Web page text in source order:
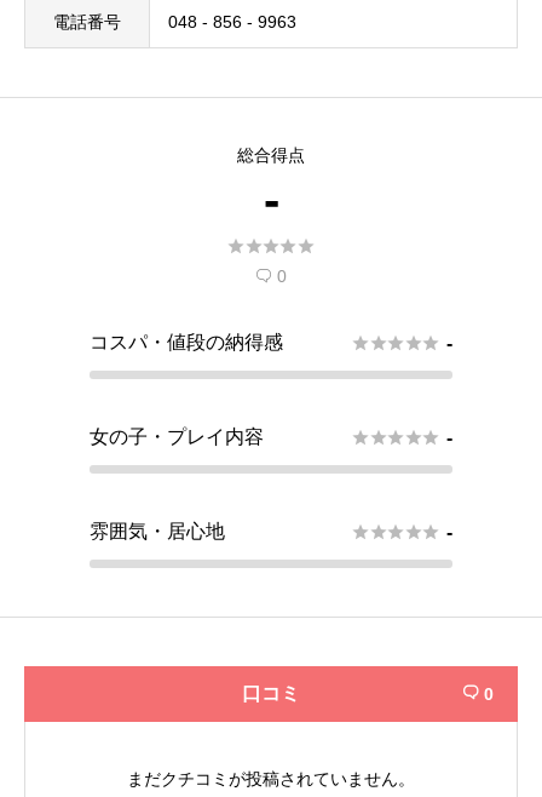
電話番号 048 - 856 - 9963
総合得点
-

 0
コスパ・値段の納得感  -
女の子・プレイ内容  -
雰囲気・居心地  -
口コミ  0
まだクチコミが投稿されていません。